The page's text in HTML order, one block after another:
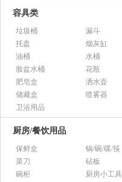
容具类
垃圾桶
漏斗
托盘
烟灰缸
油桶
水桶
脸盆水桶
花瓶
肥皂盒
洒水壶
储藏盒
喷雾器
卫浴用品
厨房/餐饮用品
保鲜盒
锅/碗/碟/筷
菜刀
砧板
碗柜
厨房小工具